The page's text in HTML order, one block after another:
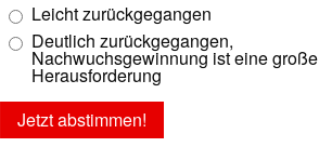
Leicht zurückgegangen
Deutlich zurückgegangen,
Nachwuchsgewinnung ist eine große
Herausforderung